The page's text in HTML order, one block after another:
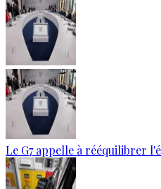
Le G7 appelle à rééquilibrer